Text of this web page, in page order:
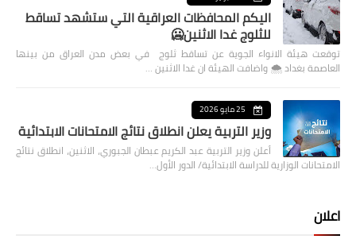
اليكم المحافظات العراقية التي ستشهد تساقط
للثلوج غدا الاثنين🥶
توقعت هيئة الانواء الجوية عن تساقط ثلوج في بعض مدن العراق من بينها
العاصمة بغداد ⁦🌨️⁩ واضافت الهيئة ان غدا الاثنين …
25 مايو 2026
وزير التربية يعلن انطلاق نتائج الامتحانات الابتدائية
أعلن وزير التربية عبد الكريم عبطان الجبوري، الاثنين، انطلاق نتائج
الامتحانات الوزارية للدراسة الابتدائية/ الدور الأول…
اعلان